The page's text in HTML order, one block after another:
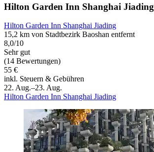
Hilton Garden Inn Shanghai Jiading
Hilton Garden Inn Shanghai Jiading
15,2 km von Stadtbezirk Baoshan entfernt
8,0/10
Sehr gut
(14 Bewertungen)
55 €
inkl. Steuern & Gebühren
22. Aug.–23. Aug.
Hilton Garden Inn Shanghai Jiading